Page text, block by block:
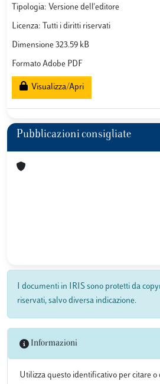
Tipologia: Versione dell'editore
Licenza: Tutti i diritti riservati
Dimensione 323.59 kB
Formato Adobe PDF
Visualizza/Apri
Pubblicazioni consigliate
I documenti in IRIS sono protetti da
riservati, salvo diversa indicazione.
Informazioni
Utilizza questo identificativo per citare